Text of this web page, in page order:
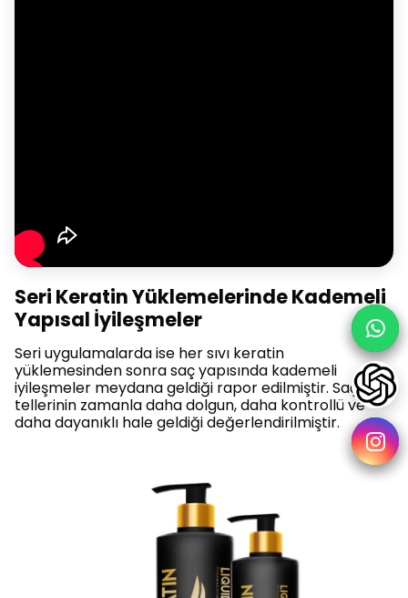
Seri Keratin Yüklemelerinde Kademeli
Yapısal İyileşmeler
Seri uygulamalarda ise her sıvı keratin
yüklemesinden sonra saç yapısında kademeli
iyileşmeler meydana geldiği rapor edilmiştir. Saç
tellerinin zamanla daha dolgun, daha kontrollü ve
daha dayanıklı hale geldiği değerlendirilmiştir.